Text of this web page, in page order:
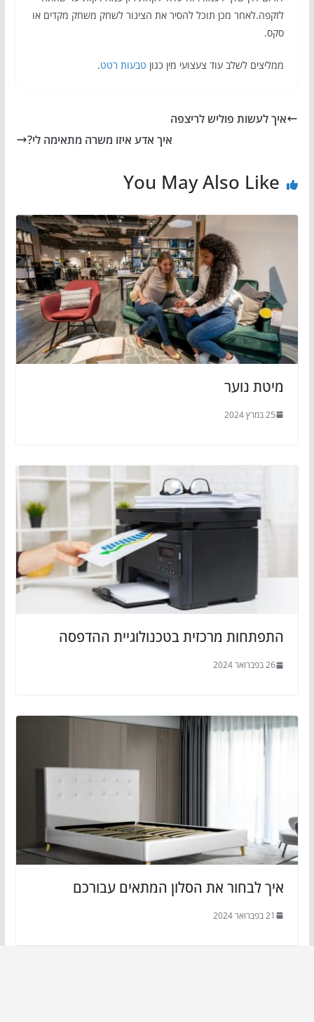
לזקפה.לאחר מכן תוכל להסיר את הצינור לשחק משחק מקדים או
סקס.
ממליצים לשלב עוד צעצועי מין כגון טבעות רטט.
איך לעשות פוליש לריצפה
איך אדע איזו משרה מתאימה לי?
You May Also Like
מיטת נוער
25 במרץ 2024
התפתחות מרכזית בטכנולוגיית ההדפסה
26 בפברואר 2024
איך לבחור את הסלון המתאים עבורכם
21 בפברואר 2024